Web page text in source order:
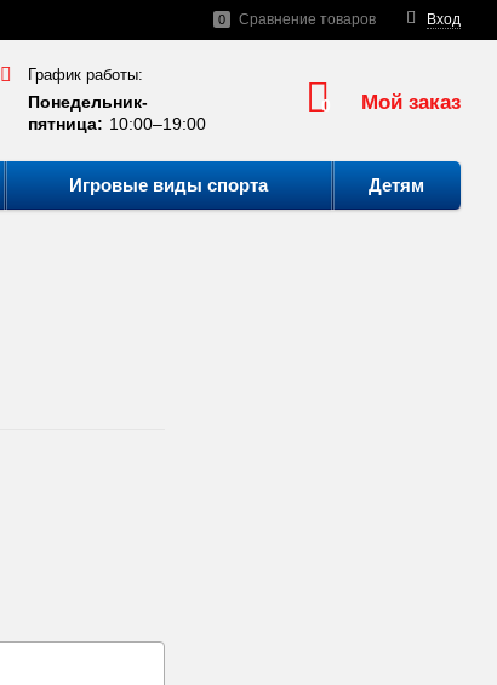
Вход
0 Сравнение товаров
График работы:
Понедельник-
пятница: 10:00–19:00
0 Мой заказ
Игровые виды спорта Детям